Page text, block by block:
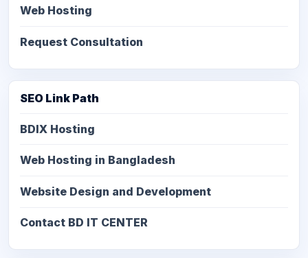
Web Hosting
Request Consultation
SEO Link Path
BDIX Hosting
Web Hosting in Bangladesh
Website Design and Development
Contact BD IT CENTER